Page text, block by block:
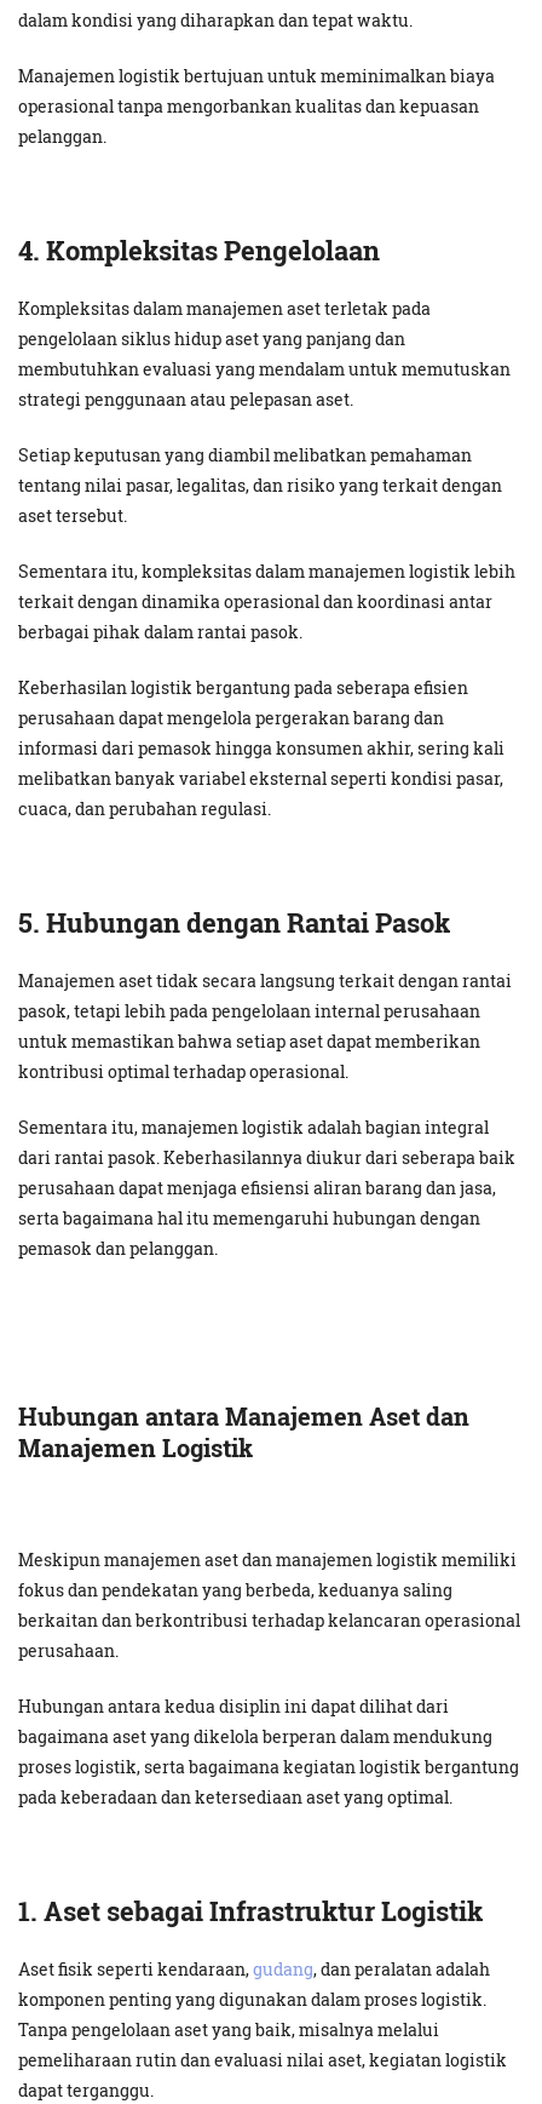
dalam kondisi yang diharapkan dan tepat waktu.
Manajemen logistik bertujuan untuk meminimalkan biaya
operasional tanpa mengorbankan kualitas dan kepuasan
pelanggan.
4. Kompleksitas Pengelolaan
Kompleksitas dalam manajemen aset terletak pada
pengelolaan siklus hidup aset yang panjang dan
membutuhkan evaluasi yang mendalam untuk memutuskan
strategi penggunaan atau pelepasan aset.
Setiap keputusan yang diambil melibatkan pemahaman
tentang nilai pasar, legalitas, dan risiko yang terkait dengan
aset tersebut.
Sementara itu, kompleksitas dalam manajemen logistik lebih
terkait dengan dinamika operasional dan koordinasi antar
berbagai pihak dalam rantai pasok.
Keberhasilan logistik bergantung pada seberapa efisien
perusahaan dapat mengelola pergerakan barang dan
informasi dari pemasok hingga konsumen akhir, sering kali
melibatkan banyak variabel eksternal seperti kondisi pasar,
cuaca, dan perubahan regulasi.
5. Hubungan dengan Rantai Pasok
Manajemen aset tidak secara langsung terkait dengan rantai
pasok, tetapi lebih pada pengelolaan internal perusahaan
untuk memastikan bahwa setiap aset dapat memberikan
kontribusi optimal terhadap operasional.
Sementara itu, manajemen logistik adalah bagian integral
dari rantai pasok. Keberhasilannya diukur dari seberapa baik
perusahaan dapat menjaga efisiensi aliran barang dan jasa,
serta bagaimana hal itu memengaruhi hubungan dengan
pemasok dan pelanggan.
Hubungan antara Manajemen Aset dan
Manajemen Logistik
Meskipun manajemen aset dan manajemen logistik memiliki
fokus dan pendekatan yang berbeda, keduanya saling
berkaitan dan berkontribusi terhadap kelancaran operasional
perusahaan.
Hubungan antara kedua disiplin ini dapat dilihat dari
bagaimana aset yang dikelola berperan dalam mendukung
proses logistik, serta bagaimana kegiatan logistik bergantung
pada keberadaan dan ketersediaan aset yang optimal.
1. Aset sebagai Infrastruktur Logistik
Aset fisik seperti kendaraan,gudang, dan peralatan adalah
komponen penting yang digunakan dalam proses logistik.
Tanpa pengelolaan aset yang baik, misalnya melalui
pemeliharaan rutin dan evaluasi nilai aset, kegiatan logistik
dapat terganggu.